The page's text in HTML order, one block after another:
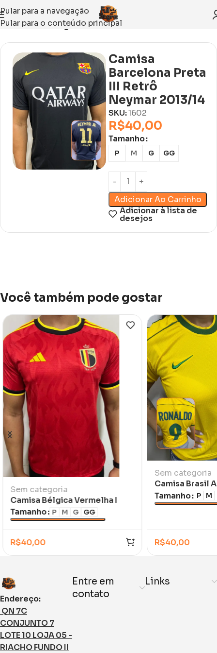
Pular para a navegação
Pular para o conteúdo principal
Início Sem categoria
Camisa
Barcelona Preta
III Retrô
Neymar 2013/14
SKU:1602
R$40,00
Tamanho
P M G GG
Adicionar Ao Carrinho
Adicionar à lista de
desejos
Você também pode gostar
Sem categoria
Camisa Bélgica Vermelha I
2026/27
Tamanho P M G GG
R$40,00
Sem categoria
Camisa Brasil
Ronaldo 1998/
Infantil
Tamanho P M
R$40,00
Endereço:
QN 7C
CONJUNTO 7
LOTE 10 LOJA 05 -
RIACHO FUNDO II
Entre em
contato
Links